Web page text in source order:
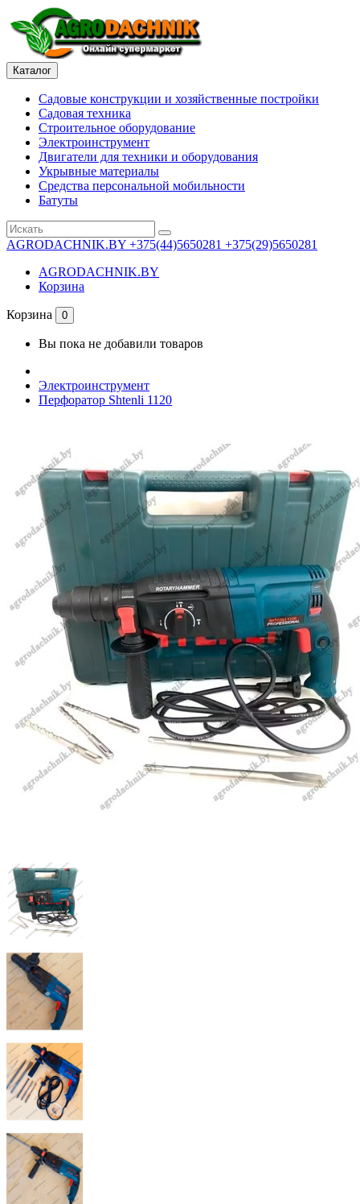
Каталог
Садовые конструкции и хозяйственные постройки
Садовая техника
Строительное оборудование
Электроинструмент
Двигатели для техники и оборудования
Укрывные материалы
Средства персональной мобильности
Батуты
AGRODACHNIK.BY +375(44)5650281 +375(29)5650281
AGRODACHNIK.BY
Корзина
Корзина 0
Вы пока не добавили товаров
Электроинструмент
Перфоратор Shtenli 1120